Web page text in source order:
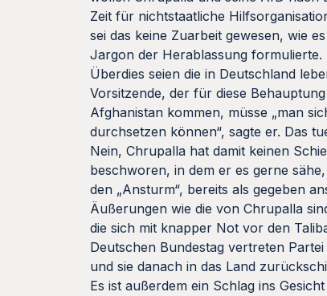
Zeit für nichtstaatliche
sei das keine Zuarbeit gewesen, wie
Jargon der Herablassung formulierte.
Überdies seien die in Deutschland
Vorsitzende, der für diese
Afghanistan kommen, müsse „man
durchsetzen können“, sagte er. Das
Nein, Chrupalla hat damit keinen
beschworen, in dem er es gerne
den „Ansturm“, bereits als gegeben
Äußerungen wie die von Chrupalla
die sich mit knapper Not vor den
Deutschen Bundestag vertreten
und sie danach in das Land
Es ist außerdem ein Schlag ins